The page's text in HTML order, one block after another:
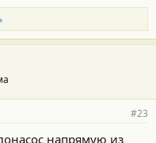
#23
напрямую из